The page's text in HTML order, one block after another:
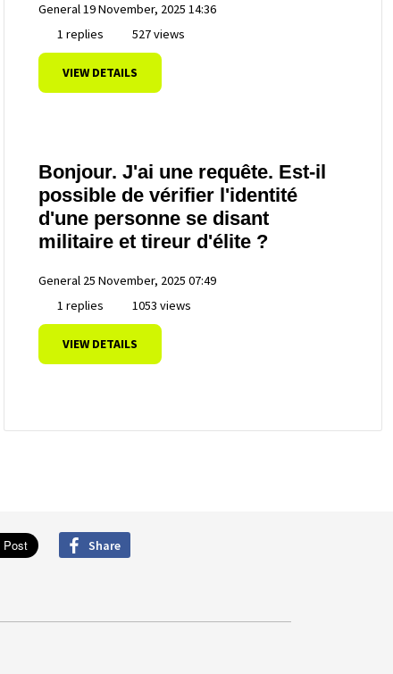
General19 November, 2025 14:36
1 replies
527 views
VIEW DETAILS
Bonjour. J'ai une requête. Est-il
possible de vérifier l'identité
d'une personne se disant
militaire et tireur d'élite ?
General 25 November, 2025 07:49
1 replies
1053 views
VIEW DETAILS
Share